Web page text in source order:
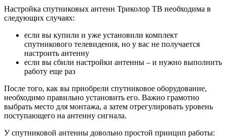
Настройка спутниковых антенн Триколор ТВ необходима в
следующих случаях:
если вы купили и уже установили комплект
спутникового телевидения, но у вас не получается
настроить антенну
если вы сбили настройки антенны – и нужно выполнить
работу еще раз
После того, как вы приобрели спутниковое оборудование,
необходимо правильно установить его. Важно грамотно
выбрать место для монтажа, а затем отрегулировать уровень
поступающего на антенну сигнала.
У спутниковой антенны довольно простой принцип работы: